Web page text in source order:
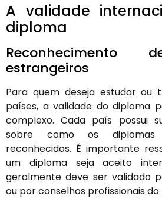
A validade
diploma
Reconhecimento
estrangeiros
Para quem deseja estudar ou
países, a validade do diploma
complexo. Cada país possui
sobre como os diplomas
reconhecidos. É importante
um diploma seja aceito
geralmente deve ser validado
ou por conselhos profissionais